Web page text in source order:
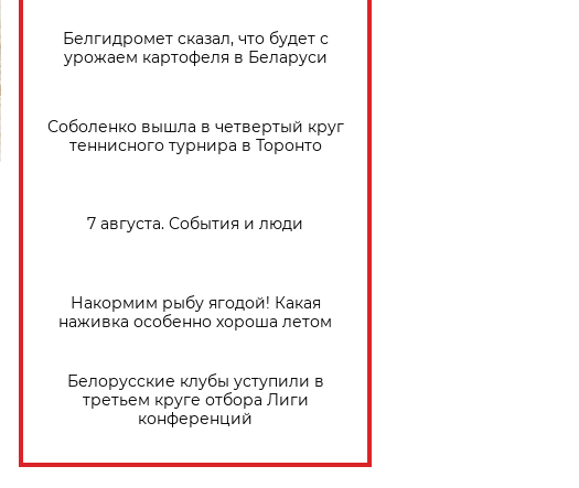
Белгидромет сказал, что будет с
урожаем картофеля в Беларуси
Соболенко вышла в четвертый круг
теннисного турнира в Торонто
7 августа. События и люди
Накормим рыбу ягодой! Какая
наживка особенно хороша летом
Белорусские клубы уступили в
третьем круге отбора Лиги
конференций